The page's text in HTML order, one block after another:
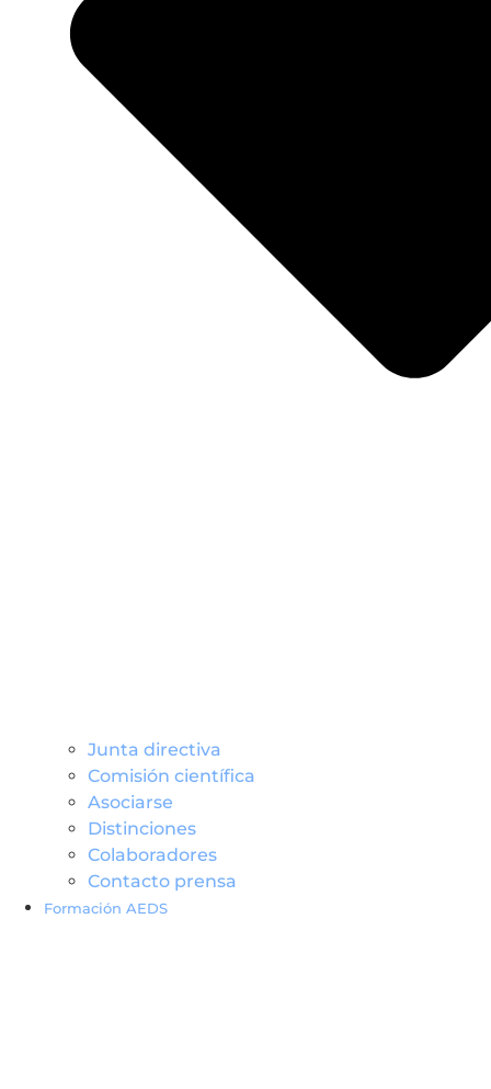
Junta directiva
Comisión científica
Asociarse
Distinciones
Colaboradores
Contacto prensa
Formación AEDS